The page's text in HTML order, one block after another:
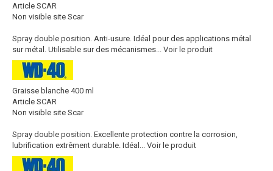
Article SCAR
Non visible site Scar
Spray double position. Anti-usure. Idéal pour des applications métal
sur métal. Utilisable sur des mécanismes...
Voir le produit
Graisse blanche 400 ml
Article SCAR
Non visible site Scar
Spray double position. Excellente protection contre la corrosion,
lubrification extrêment durable. Idéal...
Voir le produit